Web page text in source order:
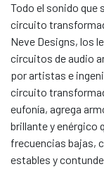
Todo el sonido que
circuito
Neve Designs, los
circuitos de audio
por artistas e
circuito
eufonía, agrega
brillante y enérgico
frecuencias bajas,
estables y